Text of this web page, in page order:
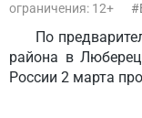
ограничения: 12+
По
района в
России 2 марта